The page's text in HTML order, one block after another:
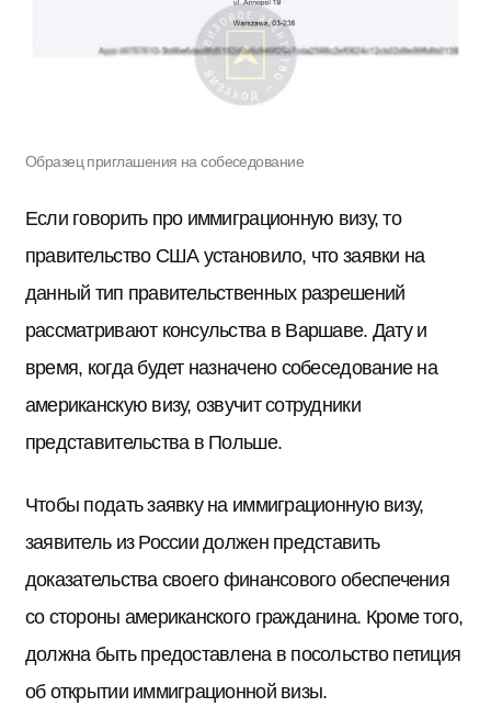
Образец приглашения на собеседование
Если говорить про иммиграционную визу, то
правительство США установило, что заявки на
данный тип правительственных разрешений
рассматривают консульства в Варшаве. Дату и
время, когда будет назначено собеседование на
американскую визу, озвучит сотрудники
представительства в Польше.
Чтобы подать заявку на иммиграционную визу,
заявитель из России должен представить
доказательства своего финансового обеспечения
со стороны американского гражданина. Кроме того,
должна быть предоставлена в посольство петиция
об открытии иммиграционной визы.